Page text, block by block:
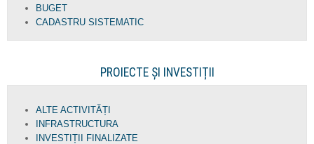
BUGET
CADASTRU SISTEMATIC
PROIECTE ȘI INVESTIȚII
ALTE ACTIVITĂȚI
INFRASTRUCTURA
INVESTIȚII FINALIZATE